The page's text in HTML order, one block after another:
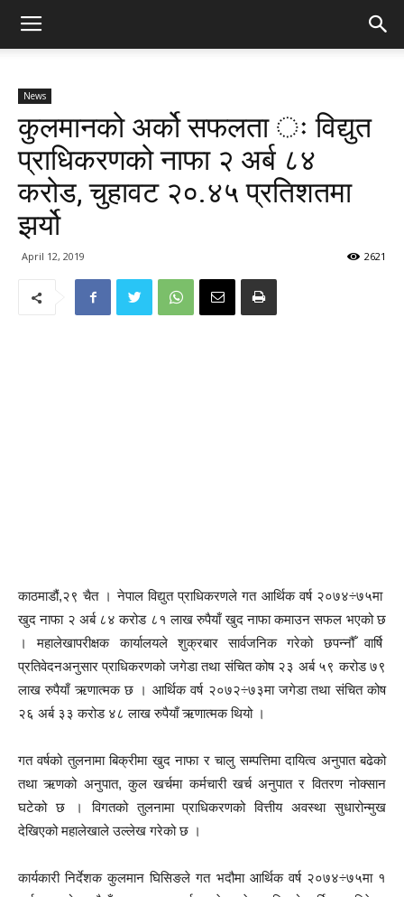
News
कुलमानको अर्को सफलता ः विद्युत
प्राधिकरणको नाफा २ अर्ब ८४
करोड, चुहावट २०.४५ प्रतिशतमा
झर्यो
April 12, 2019 2621
काठमाडौं,२९ चैत । नेपाल विद्युत प्राधिकरणले गत आर्थिक वर्ष २०७४÷७५मा
खुद नाफा २ अर्ब ८४ करोड ८१ लाख रुपैयाँ खुद नाफा कमाउन सफल भएको छ
। महालेखापरीक्षक कार्यालयले शुक्रबार सार्वजनिक गरेको छपन्नौँ वार्षि
प्रतिवेदनअनुसार प्राधिकरणको जगेडा तथा संचित कोष २३ अर्ब ५९ करोड ७९
लाख रुपैयाँ ऋणात्मक छ । आर्थिक वर्ष २०७२÷७३मा जगेडा तथा संचित कोष
२६ अर्ब ३३ करोड ४८ लाख रुपैयाँ ऋणात्मक थियो ।
गत वर्षको तुलनामा बिक्रीमा खुद नाफा र चालु सम्पत्तिमा दायित्व अनुपात बढेको
तथा ऋणको अनुपात, कुल खर्चमा कर्मचारी खर्च अनुपात र वितरण नोक्सान
घटेको छ । विगतको तुलनामा प्राधिकरणको वित्तीय अवस्था सुधारोन्मुख
देखिएको महालेखाले उल्लेख गरेको छ ।
कार्यकारी निर्देशक कुलमान घिसिङले गत भदौमा आर्थिक वर्ष २०७४÷७५मा १